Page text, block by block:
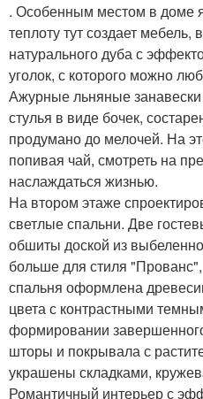
. Особенным местом в доме
теплоту тут создает
натурального дуба с
уголок, с которого можно
Ажурные льняные
стулья в виде бочек,
продумано до мелочей. На
попивая чай, смотреть на
наслаждаться жизнью.
На втором этаже
светлые спальни. Две
обшиты доской из
больше для стиля
спальня оформлена
цвета с контрастными
формировании
шторы и покрывала с
украшены складками,
Романтичный интерьер с